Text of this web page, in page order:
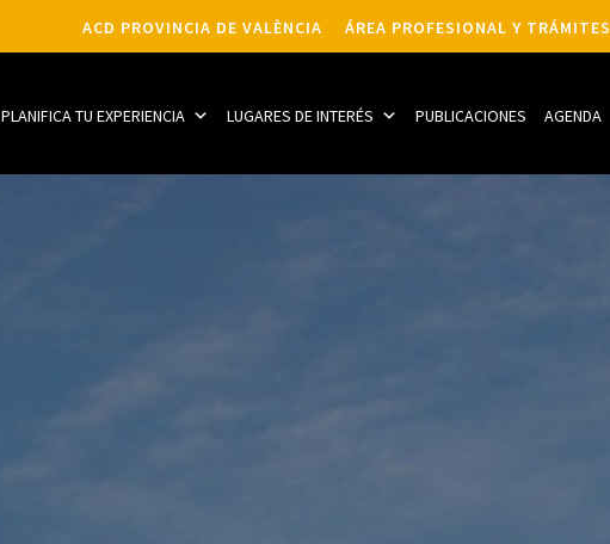
ACD PROVINCIA DE VALÈNCIA ÁREA PROFESIONAL Y TRÁMITES
PLANIFICA TU EXPERIENCIA LUGARES DE INTERÉS PUBLICACIONES AGENDA